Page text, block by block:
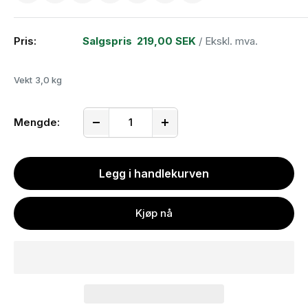
Pris: Salgspris 219,00 SEK / Ekskl. mva.
Vekt 3,0 kg
Mengde:
Legg i handlekurven
Kjøp nå